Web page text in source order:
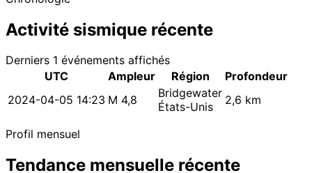
Activité sismique récente
Derniers 1 événements affichés
UTC
Ampleur Région
Profondeur
2024-04-05 14:23 M 4,8
Bridgewater
États-Unis
2,6 km
Profil mensuel
Tendance mensuelle récente